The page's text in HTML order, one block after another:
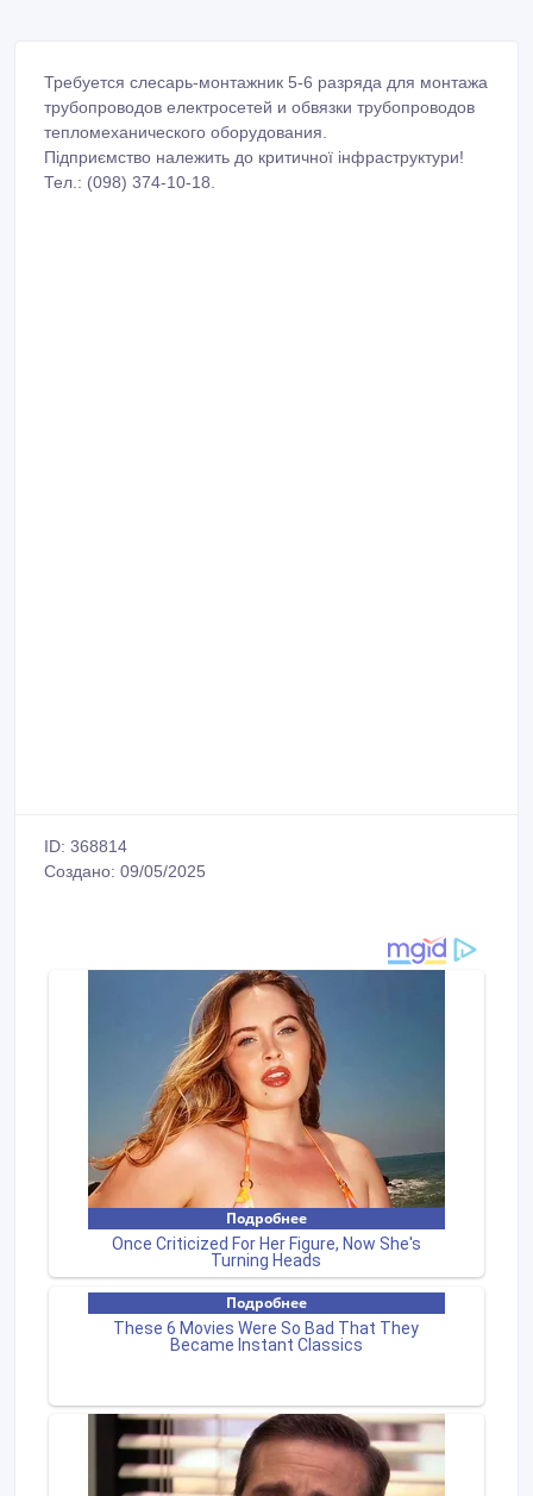
Требуется слесарь-монтажник 5-6 разряда для монтажа
трубопроводов електросетей и обвязки трубопроводов
тепломеханического оборудования.
Підприємство належить до критичної інфраструктури!
Тел.: (098) 374-10-18.
ID: 368814
Создано: 09/05/2025